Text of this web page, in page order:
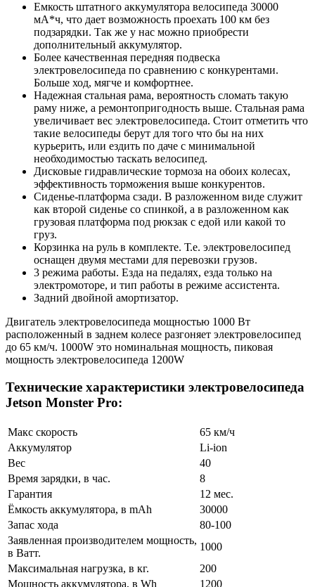
Емкость штатного аккумулятора велосипеда 30000
мА*ч, что дает возможность проехать 100 км без
подзарядки. Так же у нас можно приобрести
дополнительный аккумулятор.
Более качественная передняя подвеска
электровелосипеда по сравнению с конкурентами.
Больше ход, мягче и комфортнее.
Надежная стальная рама, вероятность сломать такую
раму ниже, а ремонтопригодность выше. Стальная рама
увеличивает вес электровелосипеда. Стоит отметить что
такие велосипеды берут для того что бы на них
курьерить, или ездить по даче с минимальной
необходимостью таскать велосипед.
Дисковые гидравлические тормоза на обоих колесах,
эффективность торможения выше конкурентов.
Сиденье-платформа сзади. В разложенном виде служит
как второй сиденье со спинкой, а в разложенном как
грузовая платформа под рюкзак с едой или какой то
груз.
Корзинка на руль в комплекте. Т.е. электровелосипед
оснащен двумя местами для перевозки грузов.
3 режима работы. Езда на педалях, езда только на
электромоторе, и тип работы в режиме ассистента.
Задний двойной амортизатор.
Двигатель электровелосипеда мощностью 1000 Вт
расположенный в заднем колесе разгоняет электровелосипед
до 65 км/ч. 1000W это номинальная мощность, пиковая
мощность электровелосипеда 1200W
Технические характеристики электровелосипеда
Jetson Monster Pro:
Макс скорость
65 км/ч
Аккумулятор
Li-ion
Вес
40
Время зарядки, в час.
8
Гарантия
12 мес.
Ёмкость аккумулятора, в mAh
30000
Запас хода
80-100
Заявленная производителем мощность,
в Ватт.
1000
Максимальная нагрузка, в кг.
200
Мощность аккумулятора, в Wh
1200